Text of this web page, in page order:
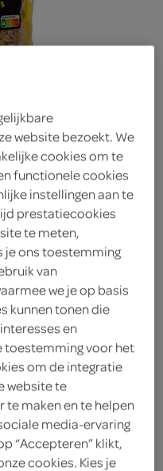
Low Carb
zichtbaar bij de
automatisch
website bezoekt. We
cookies om te
functionele cookies
instellingen aan te
prestatiecookies
te meten,
je ons toestemming
van
we je op basis
kunnen tonen die
en
toestemming voor het
om de integratie
website te
te maken en te helpen
media-ervaring
“Accepteren” klikt,
cookies. Kies je